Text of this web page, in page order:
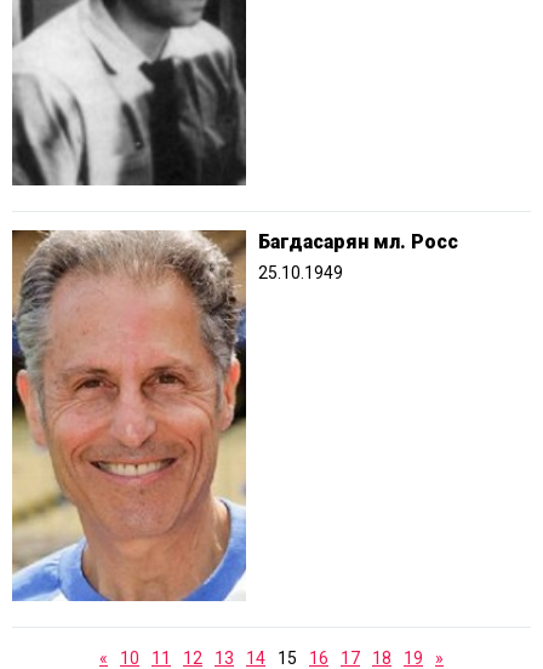
Багдасарян мл. Росс
25.10.1949
« 10 11 12 13 14 15 16 17 18 19 »